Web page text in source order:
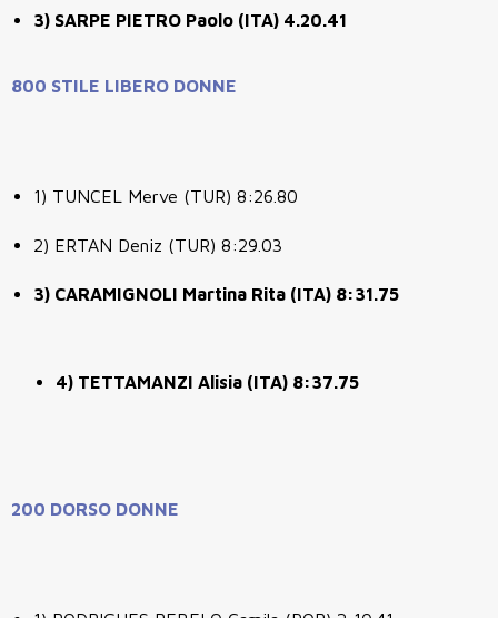
3) SARPE PIETRO Paolo (ITA) 4.20.41
800 STILE LIBERO DONNE
1) TUNCEL Merve (TUR) 8:26.80
2) ERTAN Deniz (TUR) 8:29.03
3) CARAMIGNOLI Martina Rita (ITA) 8:31.75
4) TETTAMANZI Alisia (ITA) 8:37.75
200 DORSO DONNE